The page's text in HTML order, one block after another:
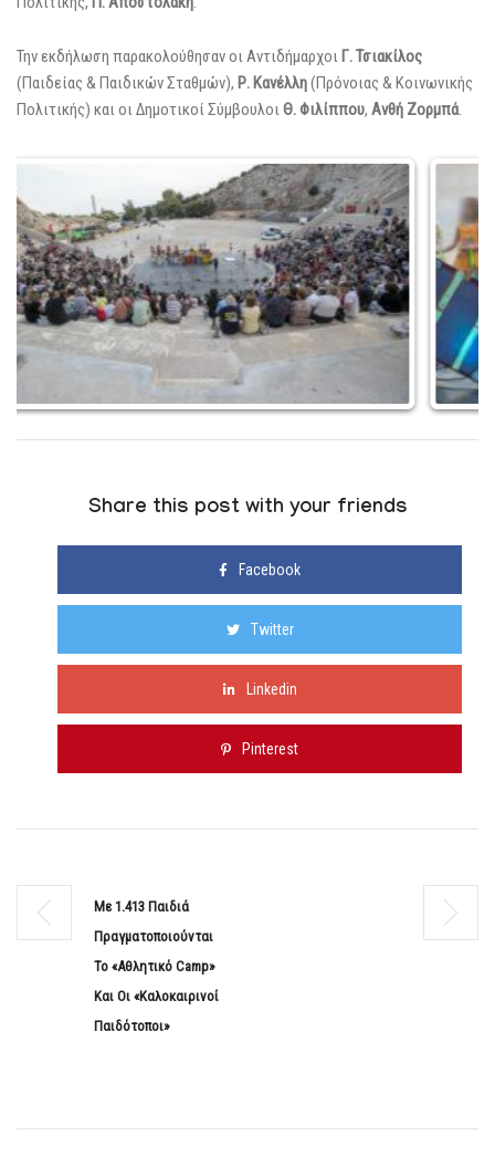
Την εκδήλωση παρακολούθησαν οι Αντιδήμαρχοι Γ. Τσιακίλος
(Παιδείας & Παιδικών Σταθμών), Ρ. Κανέλλη(Πρόνοιας & Κοινωνικής
Πολιτικής) και οι Δημοτικοί ΣύμβουλοιΘ. Φιλίππου, Ανθή Ζορμπά.
Share this post with your friends
Facebook
Twitter
Linkedin
Pinterest
Με 1.413 Παιδιά
Πραγματοποιούνται
Το «Αθλητικό Camp»
Και Οι «Καλοκαιρινοί
Παιδότοποι»